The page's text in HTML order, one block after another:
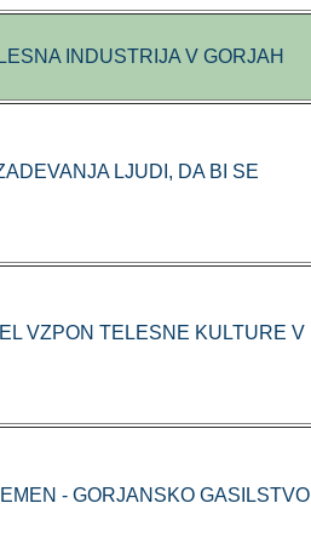
INDUSTRIJA V GORJAH
LJUDI, DA BI SE
VZPON TELESNE KULTURE V
- GORJANSKO GASILSTVO